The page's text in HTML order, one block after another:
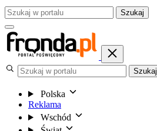
Szukaj
Szukaj
Polska
Reklama
Wschód